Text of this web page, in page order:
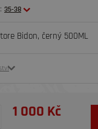
35-38
Bidon, černý 500ML
1 000 Kč